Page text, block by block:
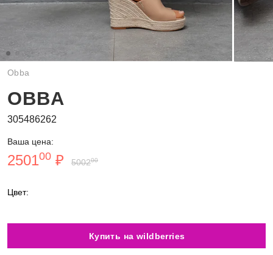
Obba
OBBA
305486262
Ваша цена:
250100 ₽ 500200
Цвет:
Купить на wildberries